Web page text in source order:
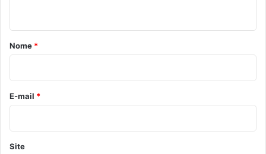
r
o
*
Nome *
E-mail *
Site